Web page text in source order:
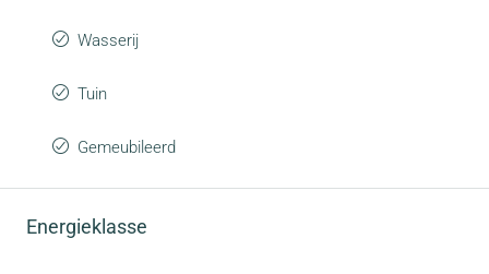
Wasserij
Tuin
Gemeubileerd
Energieklasse